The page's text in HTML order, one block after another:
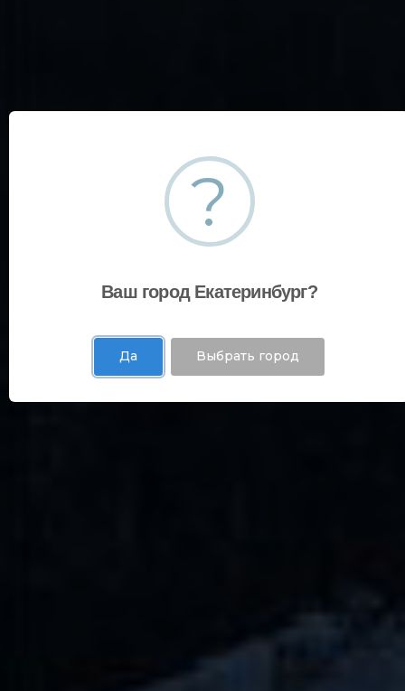
?
Ваш город Екатеринбург?
Да Выбрать город